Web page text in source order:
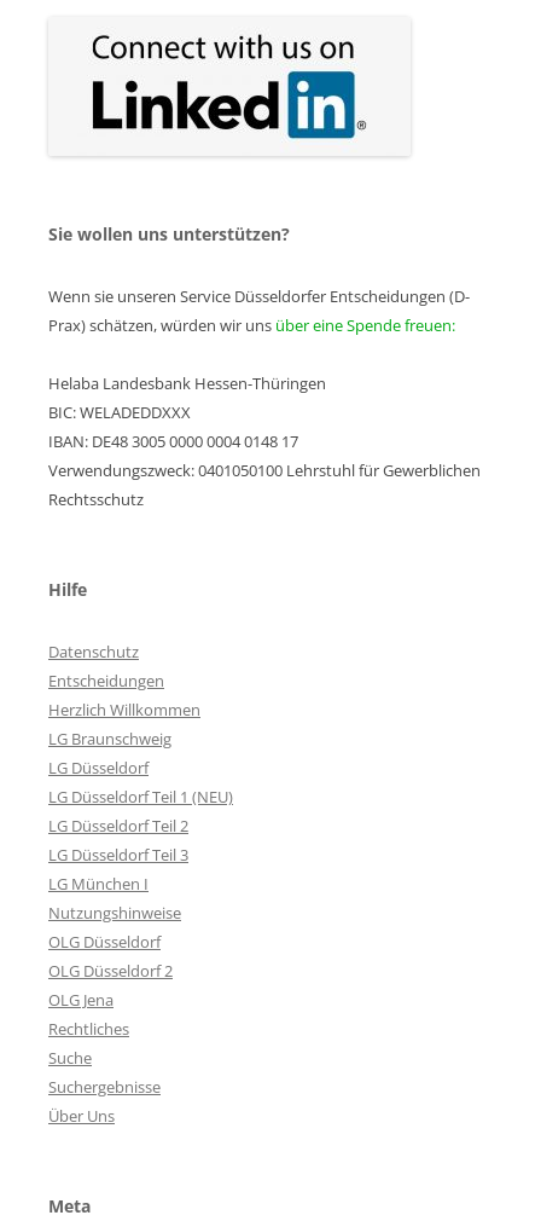
Sie wollen uns unterstützen?
Wenn sie unseren Service Düsseldorfer Entscheidungen (D-
Prax) schätzen, würden wir uns über eine Spende freuen:
Helaba Landesbank Hessen-Thüringen
BIC: WELADEDDXXX
IBAN: DE48 3005 0000 0004 0148 17
Verwendungszweck: 0401050100 Lehrstuhl für Gewerblichen
Rechtsschutz
Hilfe
Datenschutz
Entscheidungen
Herzlich Willkommen
LG Braunschweig
LG Düsseldorf
LG Düsseldorf Teil 1 (NEU)
LG Düsseldorf Teil 2
LG Düsseldorf Teil 3
LG München I
Nutzungshinweise
OLG Düsseldorf
OLG Düsseldorf 2
OLG Jena
Rechtliches
Suche
Suchergebnisse
Über Uns
Meta